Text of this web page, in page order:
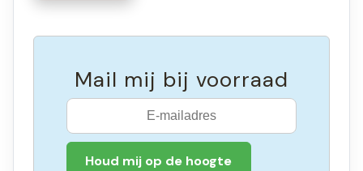
Mail mij bij voorraad
Houd mij op de hoogte